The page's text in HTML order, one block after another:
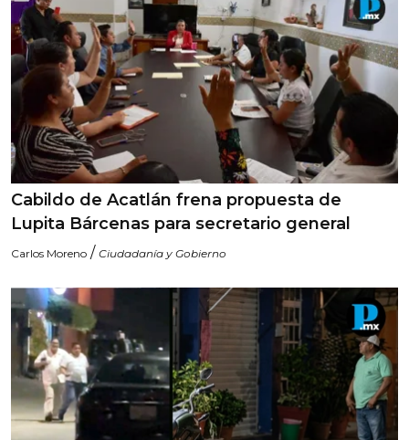
Cabildo de Acatlán frena propuesta de
Lupita Bárcenas para secretario general
Carlos Moreno / Ciudadanía y Gobierno